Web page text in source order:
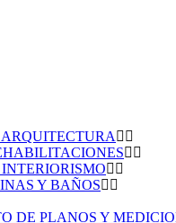
Y BAÑOS
DE PLANOS Y